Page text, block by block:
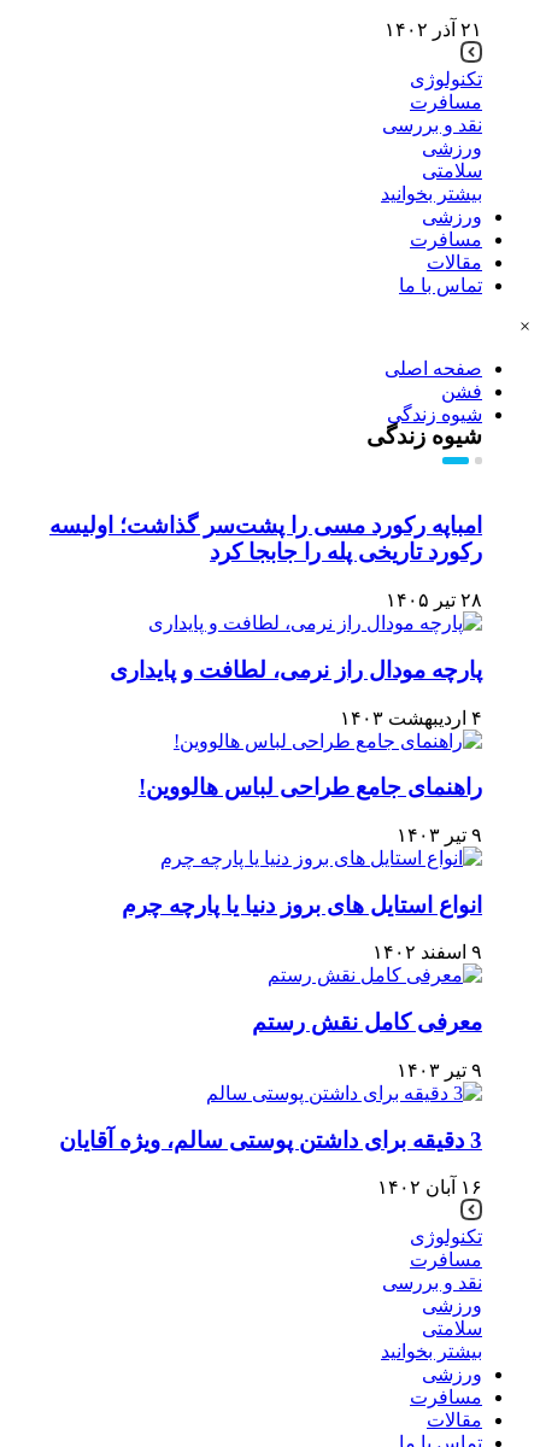
۲۱ آذر ۱۴۰۲
تکنولوژی
مسافرت
نقد و بررسی
ورزشی
سلامتی
بیشتر بخوانید
ورزشی
مسافرت
مقالات
تماس با ما
×
صفحه اصلی
فشن
شیوه زندگی
شیوه زندگی
امباپه رکورد مسی را پشت‌سر گذاشت؛ اولیسه
رکورد تاریخی پله را جابجا کرد
۲۸ تیر ۱۴۰۵
پارچه مودال راز نرمی، لطافت و پایداری
۴ اردیبهشت ۱۴۰۳
راهنمای جامع طراحی لباس هالووین!
۹ تیر ۱۴۰۳
انواع استایل های بروز دنیا یا پارچه چرم
۹ اسفند ۱۴۰۲
معرفی کامل نقش رستم
۹ تیر ۱۴۰۳
3 دقیقه برای داشتن پوستی سالم، ویژه آقایان
۱۶ آبان ۱۴۰۲
تکنولوژی
مسافرت
نقد و بررسی
ورزشی
سلامتی
بیشتر بخوانید
ورزشی
مسافرت
مقالات